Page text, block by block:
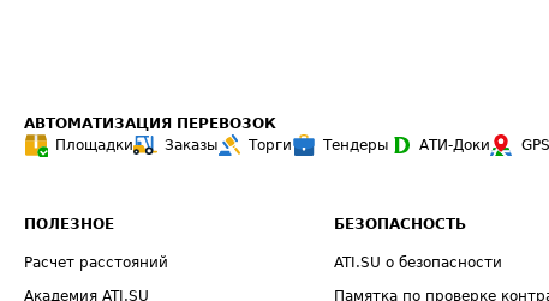
АВТОМАТИЗАЦИЯ ПЕРЕВОЗОК
Площадки
Заказы Торги Тендеры АТИ-Доки
ПОЛЕЗНОЕ
Расчет расстояний
Академия ATI.SU
БЕЗОПАСНОСТЬ
ATI.SU о безопасности
Памятка по проверке